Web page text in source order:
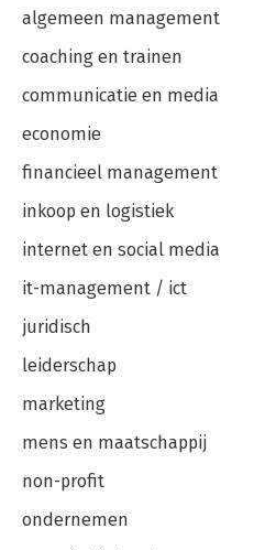
algemeen management
coaching en trainen
communicatie en media
economie
financieel management
inkoop en logistiek
internet en social media
it-management / ict
juridisch
leiderschap
marketing
mens en maatschappij
non-profit
ondernemen